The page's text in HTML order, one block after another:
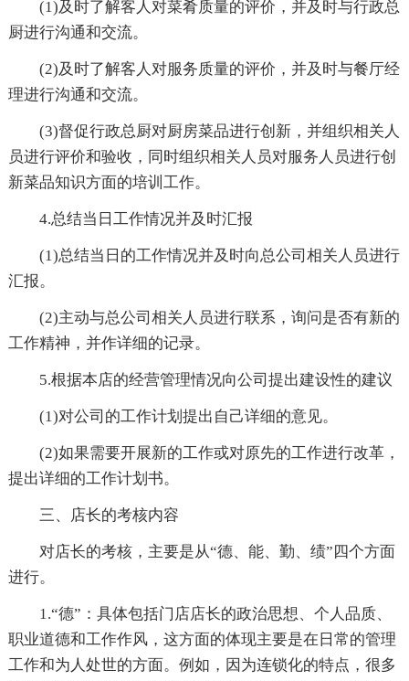
(1)及时了解客人对菜肴质量的评价，并及时与行政总
厨进行沟通和交流。
(2)及时了解客人对服务质量的评价，并及时与餐厅经
理进行沟通和交流。
(3)督促行政总厨对厨房菜品进行创新，并组织相关人
员进行评价和验收，同时组织相关人员对服务人员进行创
新菜品知识方面的培训工作。
4.总结当日工作情况并及时汇报
(1)总结当日的工作情况并及时向总公司相关人员进行
汇报。
(2)主动与总公司相关人员进行联系，询问是否有新的
工作精神，并作详细的记录。
5.根据本店的经营管理情况向公司提出建设性的建议
(1)对公司的工作计划提出自己详细的意见。
(2)如果需要开展新的工作或对原先的工作进行改革，
提出详细的工作计划书。
三、店长的考核内容
对店长的考核，主要是从“德、能、勤、绩”四个方面
进行。
1.“德”：具体包括门店店长的政治思想、个人品质、
职业道德和工作作风，这方面的体现主要是在日常的管理
工作和为人处世的方面。例如，因为连锁化的特点，很多